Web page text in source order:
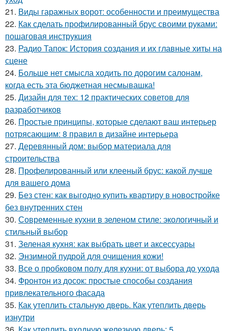
21. Виды гаражных ворот: особенности и преимущества
22. Как сделать профилированный брус своими руками:
пошаговая инструкция
23. Радио Тапок: История создания и их главные хиты на
сцене
24. Больше нет смысла ходить по дорогим салонам,
когда есть эта бюджетная несмывашка!
25. Дизайн для тех: 12 практических советов для
разработчиков
26. Простые принципы, которые сделают ваш интерьер
потрясающим: 8 правил в дизайне интерьера
27. Деревянный дом: выбор материала для
строительства
28. Профелированный или клееный брус: какой лучше
для вашего дома
29. Без стен: как выгодно купить квартиру в новостройке
без внутренних стен
30. Современные кухни в зеленом стиле: экологичный и
стильный выбор
31. Зеленая кухня: как выбрать цвет и аксессуары
32. Энзимной пудрой для очищения кожи!
33. Все о пробковом полу для кухни: от выбора до ухода
34. Фронтон из досок: простые способы создания
привлекательного фасада
35. Как утеплить стальную дверь. Как утеплить дверь
изнутри